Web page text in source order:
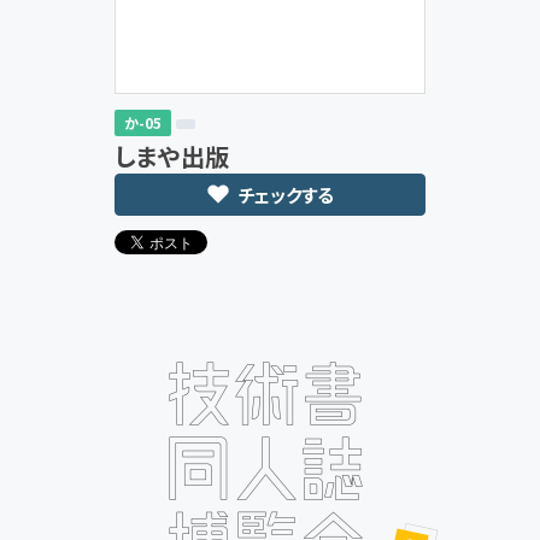
か-05
しまや出版
チェックする